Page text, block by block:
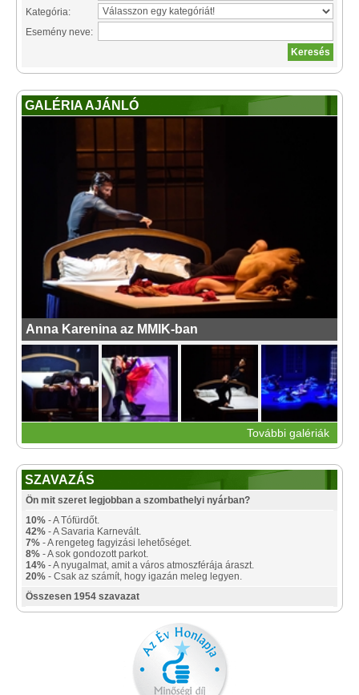
Kategória:
Esemény neve:
GALÉRIA AJÁNLÓ
Anna Karenina az MMIK-ban
További galériák
SZAVAZÁS
Ön mit szeret legjobban a szombathelyi nyárban?
10% - A Tófürdőt.
42% - A Savaria Karnevált.
7% - A rengeteg fagyizási lehetőséget.
8% - A sok gondozott parkot.
14% - A nyugalmat, amit a város atmoszférája áraszt.
20% - Csak az számít, hogy igazán meleg legyen.
Összesen 1954 szavazat